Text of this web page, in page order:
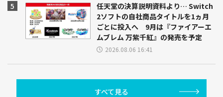
任天堂の決算説明資料より… Switch
2ソフトの自社商品タイトルを1ヵ月
ごとに投入へ 9月は『ファイアーエ
ムブレム 万紫千紅』の発売を予定
2026.08.06 16:41
すべて見る